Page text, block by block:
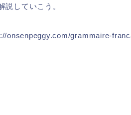
説していこう。
onsenpeggy.com/grammaire-